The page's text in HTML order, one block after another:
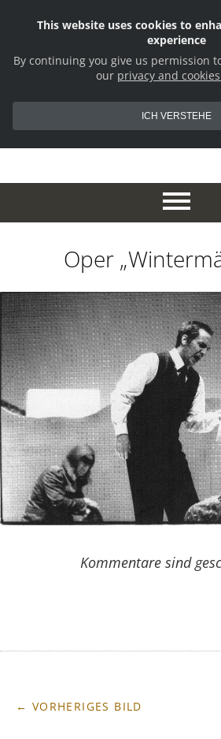
Oper
Kommentare sind
← VORHERIGES BILD
This website uses cookies to
experience
By continuing you give us permission
our privacy and
ICH VERSTEHE